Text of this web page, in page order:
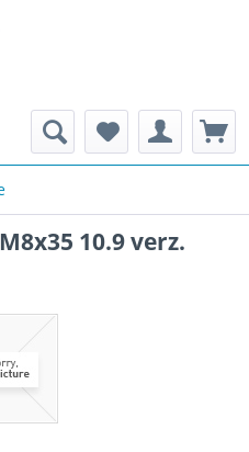
10.9 verz.